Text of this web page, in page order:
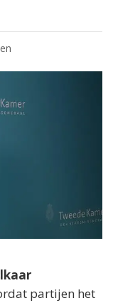
partijen het